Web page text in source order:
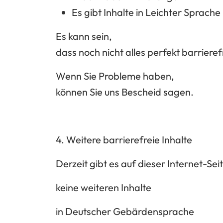
Es gibt Inhalte in Leichter Sprache
Es kann sein,
dass noch nicht alles perfekt
Wenn Sie Probleme haben,
können Sie uns Bescheid sagen.
4. Weitere barrierefreie Inhalte
Derzeit gibt es auf dieser Internet-
keine weiteren Inhalte
in Deutscher Gebärdensprache